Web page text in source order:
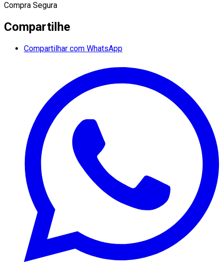
Compra Segura
Compartilhe
Compartilhar com WhatsApp